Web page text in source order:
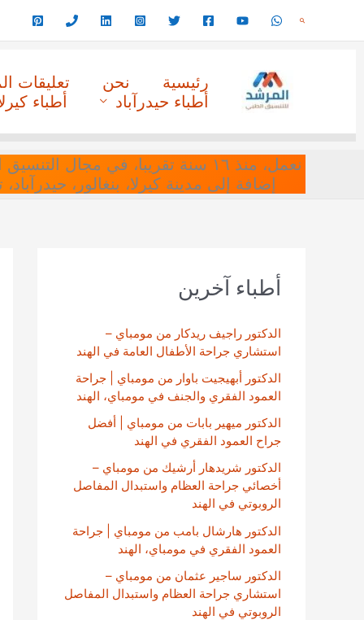
البحث
رئيسية نحن
تعليقات
أطباء حيدرآباد
أطباء
نعمل، منذ ١٦ سنة تقريبا، في
إضافة إلى مدينة كيرلا، بنغالور،
أطباء آخرين
الدكتور راجيف ريدكار من مومباي –
استشاري جراحة الأطفال العامة في الهند
الدكتور أبهيجيت باوار من مومباي | جراحة
العمود الفقري والجنف في مومباي، الهند
الدكتور ميهير بابات من مومباي | أفضل
جراح العمود الفقري في الهند
الدكتور شريدهار أرشيك من مومباي –
أخصائي جراحة العظام واستبدال المفاصل
الروبوتي في الهند
الدكتور هارشال بامب من مومباي | جراحة
العمود الفقري في مومباي، الهند
الدكتور ساجير عثمان من مومباي –
استشاري جراحة العظام واستبدال المفاصل
الروبوتي في الهند